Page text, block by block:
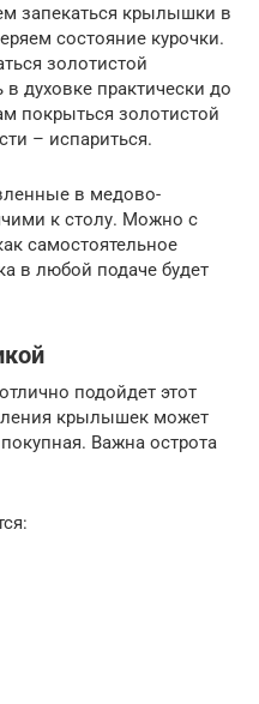
запекаться крылышки в
состояние курочки.
золотистой
духовке практически до
покрыться золотистой
– испариться.
в медово-
к столу. Можно с
самостоятельное
в любой подаче будет
подойдет этот
крылышек может
Важна острота